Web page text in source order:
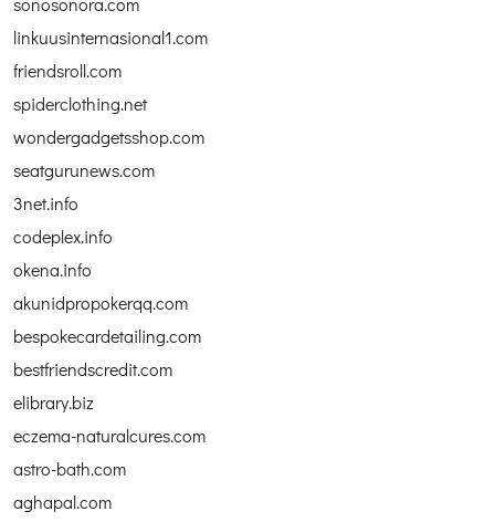
linkuusinternasional1.com
friendsroll.com
spiderclothing.net
wondergadgetsshop.com
seatgurunews.com
3net.info
codeplex.info
okena.info
akunidpropokerqq.com
bespokecardetailing.com
bestfriendscredit.com
elibrary.biz
eczema-naturalcures.com
astro-bath.com
aghapal.com